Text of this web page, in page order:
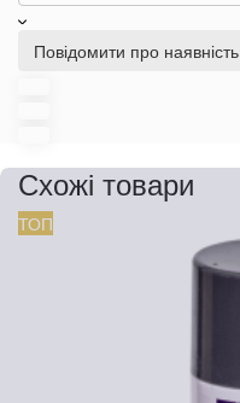
Повідомити про наявність
Схожі товари
ТОП